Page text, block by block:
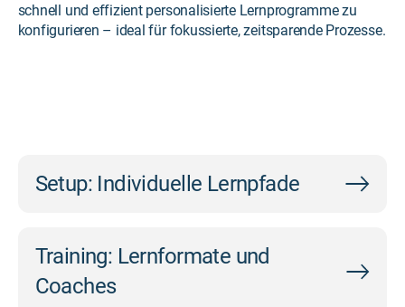
schnell und effizient personalisierte Lernprogramme zu
konfigurieren – ideal für fokussierte, zeitsparende Prozesse.
Setup: Individuelle Lernpfade
Training: Lernformate und
Coaches